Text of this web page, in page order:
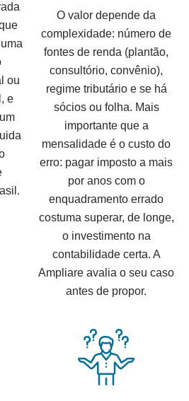
ou
e
O valor depende da
complexidade: número de
fontes de renda (plantão,
consultório, convênio),
regime tributário e se há
sócios ou folha. Mais
importante que a
mensalidade é o custo do
erro: pagar imposto a mais
por anos com o
enquadramento errado
costuma superar, de longe,
o investimento na
contabilidade certa. A
Ampliare avalia o seu caso
antes de propor.